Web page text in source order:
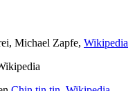
Michael Zapfe, Wikipedia